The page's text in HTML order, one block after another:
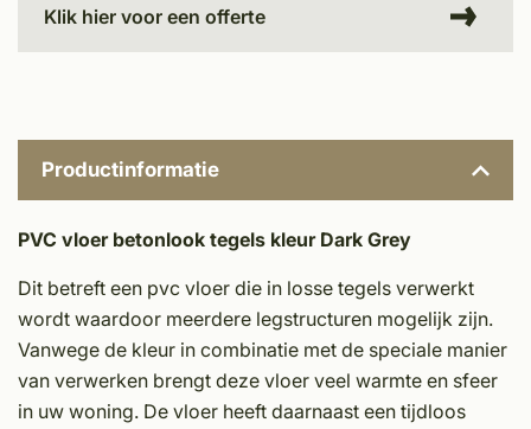
Klik hier voor een offerte
Productinformatie
PVC vloer betonlook tegels kleur Dark Grey
Dit betreft een pvc vloer die in losse tegels verwerkt
wordt waardoor meerdere legstructuren mogelijk zijn.
Vanwege de kleur in combinatie met de speciale manier
van verwerken brengt deze vloer veel warmte en sfeer
in uw woning. De vloer heeft daarnaast een tijdloos